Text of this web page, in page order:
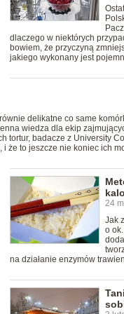
dlaczego w niektórych
bowiem, że przyczyną
jakiego wykonany jest
delikatne co same
wiedza dla ekip
tortur, badacze z University
że to jeszcze nie koniec ich
24
Jak
o
na działanie enzymów